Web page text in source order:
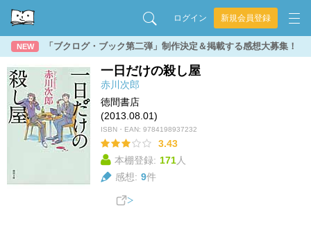
ログイン 新規会員登録
NEW 「ブクログ・ブック第二弾」制作決定＆掲載する感想大募集！
一日だけの殺し屋
赤川次郎
徳間書店
(2013.08.01)
ISBN・EAN: 9784198937232
3.43
本棚登録: 171人
感想: 9件